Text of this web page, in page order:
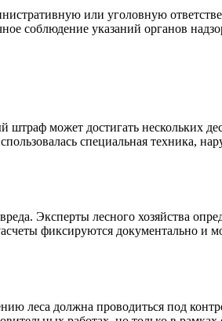
или уголовную
соблюдение указаний органов
может достигать нескольких
специальная техника,
Эксперты лесного хозяйства
фиксируются документально и
леса должна проводиться под